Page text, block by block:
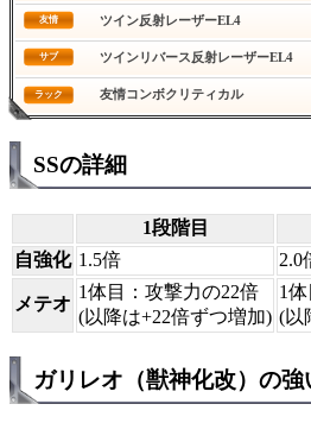
友情 ツイン反射レーザーEL4
サブ ツインリバース反射レーザーEL4
ラック 友情コンボクリティカル
SSの詳細
1段階目
自強化 1.5倍 2.0
メテオ
1体目：攻撃力の22倍
(以降は+22倍ずつ増加)
1
(以
ガリレオ（獣神化改）の強